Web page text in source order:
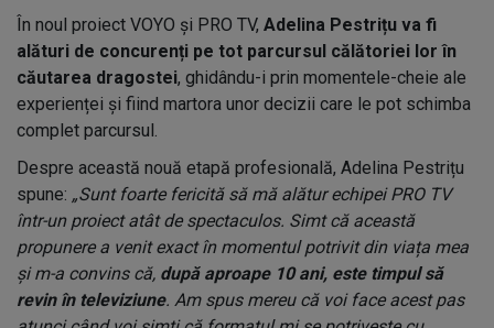
În noul proiect VOYO și PRO TV, Adelina Pestrițu va fi
alături de concurenți pe tot parcursul călătoriei lor în
căutarea dragostei, ghidându-i prin momentele-cheie ale
experienței și fiind martora unor decizii care le pot schimba
complet parcursul.
Despre această nouă etapă profesională, Adelina Pestrițu
spune: „Sunt foarte fericită să mă alătur echipei PRO TV
într-un proiect atât de spectaculos. Simt că această
propunere a venit exact în momentul potrivit din viața mea
și m-a convins că, după aproape 10 ani, este timpul să
revin în televiziune. Am spus mereu că voi face acest pas